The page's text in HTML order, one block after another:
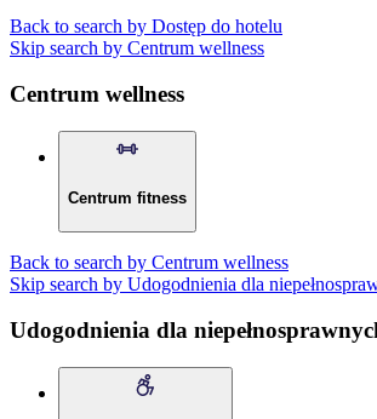
Back to search by Dostęp do hotelu
Skip search by Centrum wellness
Centrum wellness
Centrum fitness
Back to search by Centrum wellness
Skip search by Udogodnienia dla
Udogodnienia dla